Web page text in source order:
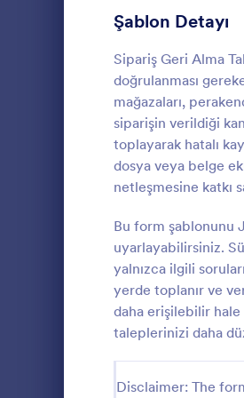
Şablon Detayı
Sipariş Geri Alma
doğrulanması
mağazaları,
siparişin verildiği
toplayarak hatalı
dosya veya belge
netleşmesine katkı
Bu form şablonunu
uyarlayabilirsiniz.
yalnızca ilgili
yerde toplanır ve
daha erişilebilir
taleplerinizi daha
Disclaimer: The
Üye Kayıt Formları
Oy Formları
Özet Formları
Onay Formları
Değerlendirme Formları
Denetim
Yetkilendirme Formları
Ödül Formları
Hesaplama Formları